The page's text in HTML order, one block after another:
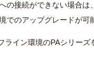
の接続ができない場合
でのアップグレードが可
ライン環境のPAシリーズ